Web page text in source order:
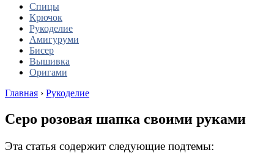
Спицы
Крючок
Рукоделие
Амигуруми
Бисер
Вышивка
Оригами
Главная › Рукоделие
Серо розовая шапка своими руками
Эта статья содержит следующие подтемы: